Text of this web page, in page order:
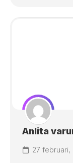
Anlita
27 februari,